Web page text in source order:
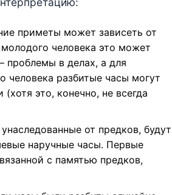
приметы может зависеть от
человека это может
проблемы в делах, а для
человека разбитые часы могут
это, конечно, не всегда
от предков, будут
наручные часы. Первые
с памятью предков,